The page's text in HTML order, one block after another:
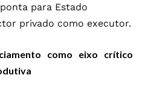
para Estado
privado como executor.
como eixo crítico